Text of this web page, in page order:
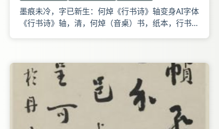
墨痕未冷，字已新生：何焯《行书诗》轴变身AI字体
《行书诗》轴，清，何焯（音桌）书，纸本，行书，
兄。何焯。钤何焯之印白文印、无勇朱文印。 本幅
录明蔡羽五